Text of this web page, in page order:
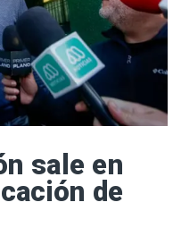
sale en
de